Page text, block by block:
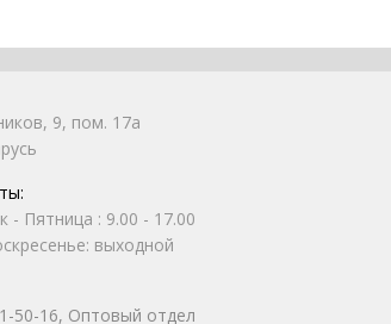
9, пом. 17а
- Пятница : 9.00 - 17.00
выходной
50-16, Оптовый отдел